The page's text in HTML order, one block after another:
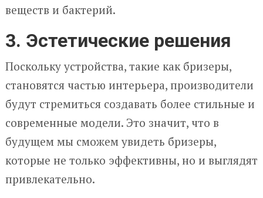
веществ и бактерий.
3. Эстетические решения
Поскольку устройства, такие как бризеры,
становятся частью интерьера, производители
будут стремиться создавать более стильные и
современные модели. Это значит, что в
будущем мы сможем увидеть бризеры,
которые не только эффективны, но и выглядят
привлекательно.